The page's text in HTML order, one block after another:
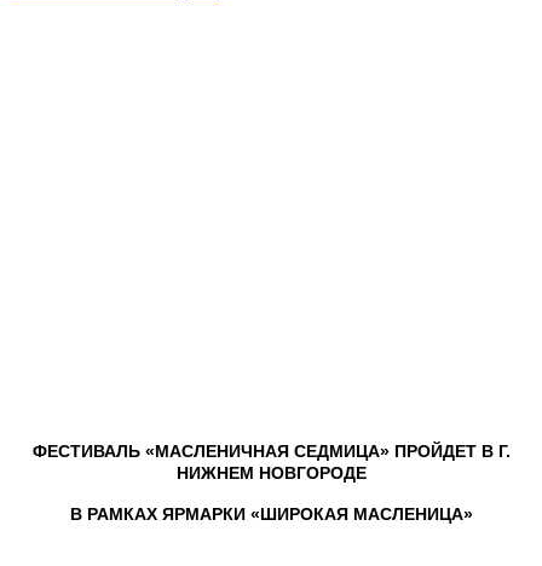
ФЕСТИВАЛЬ «МАСЛЕНИЧНАЯ СЕДМИЦА» ПРОЙДЕТ В Г.
НИЖНЕМ НОВГОРОДЕ
В РАМКАХ ЯРМАРКИ «ШИРОКАЯ МАСЛЕНИЦА»